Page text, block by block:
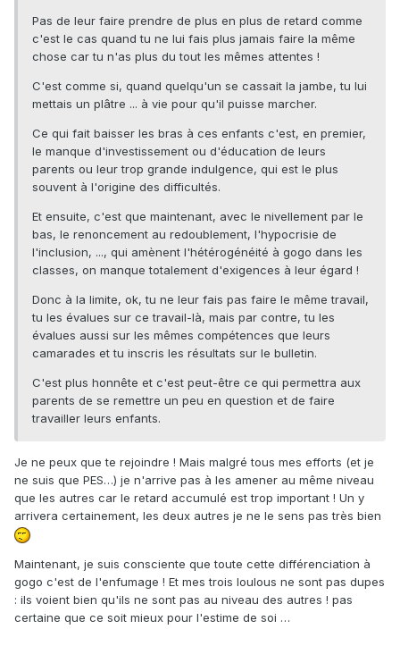
Pas de leur faire prendre de plus en plus de retard comme
c'est le cas quand tu ne lui fais plus jamais faire la même
chose car tu n'as plus du tout les mêmes attentes !
C'est comme si, quand quelqu'un se cassait la jambe, tu lui
mettais un plâtre ... à vie pour qu'il puisse marcher.
Ce qui fait baisser les bras à ces enfants c'est, en premier,
le manque d'investissement ou d'éducation de leurs
parents ou leur trop grande indulgence, qui est le plus
souvent à l'origine des difficultés.
Et ensuite, c'est que maintenant, avec le nivellement par le
bas, le renoncement au redoublement, l'hypocrisie de
l'inclusion, ..., qui amènent l'hétérogénéité à gogo dans les
classes, on manque totalement d'exigences à leur égard !
Donc à la limite, ok, tu ne leur fais pas faire le même travail,
tu les évalues sur ce travail-là, mais par contre, tu les
évalues aussi sur les mêmes compétences que leurs
camarades et tu inscris les résultats sur le bulletin.
C'est plus honnête et c'est peut-être ce qui permettra aux
parents de se remettre un peu en question et de faire
travailler leurs enfants.
Je ne peux que te rejoindre ! Mais malgré tous mes efforts (et je
ne suis que PES…) je n'arrive pas à les amener au même niveau
que les autres car le retard accumulé est trop important ! Un y
arrivera certainement, les deux autres je ne le sens pas très bien
Maintenant, je suis consciente que toute cette différenciation à
gogo c'est de l'enfumage ! Et mes trois loulous ne sont pas dupes
: ils voient bien qu'ils ne sont pas au niveau des autres ! pas
certaine que ce soit mieux pour l'estime de soi …